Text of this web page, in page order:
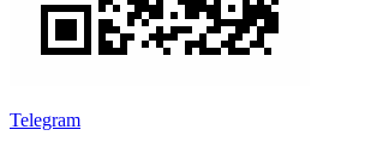
Telegram